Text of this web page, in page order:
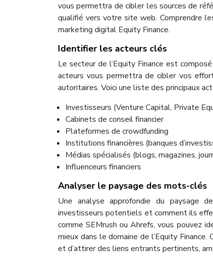
vous permettra de cibler les sources de
qualifié vers votre site web. Comprendre
marketing digital Equity Finance.
Identifier les acteurs clés
Le secteur de l’Equity Finance est
acteurs vous permettra de cibler vos
autoritaires. Voici une liste des principaux
Investisseurs (Venture Capital, Private
Cabinets de conseil financier
Plateformes de crowdfunding
Institutions financières (banques
Médias spécialisés (blogs, magazines,
Influenceurs financiers
Analyser le paysage des mots-clés
Une analyse approfondie du paysage
investisseurs potentiels et comment ils
comme SEMrush ou Ahrefs, vous pouvez
mieux dans le domaine de l’Equity
et d’attirer des liens entrants pertinents,